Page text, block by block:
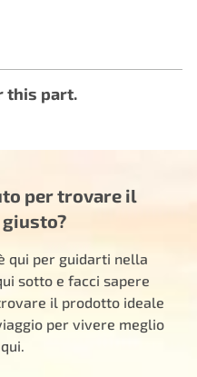
this part.
per trovare il
qui per guidarti nella
sotto e facci sapere
il prodotto ideale
per vivere meglio